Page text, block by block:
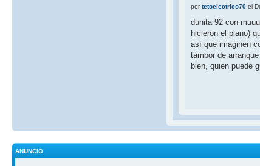
portetoelectrico70el
dunita 92 con
hicieron el plano)
así que imaginen
tambor de
bien, quien puede
ANUNCIO